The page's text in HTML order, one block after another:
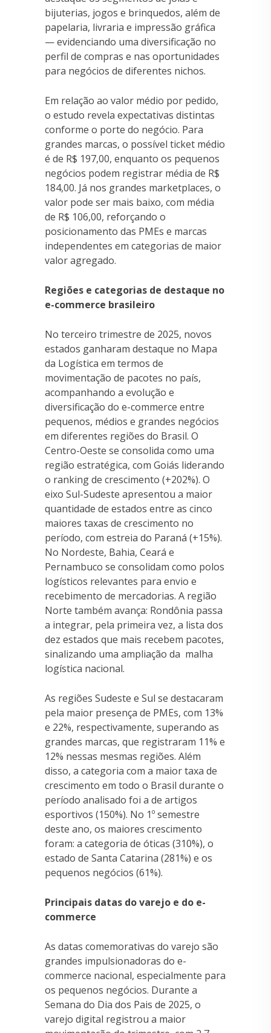
bijuterias, jogos e brinquedos, além de
papelaria, livraria e impressão gráfica
— evidenciando uma diversificação no
perfil de compras e nas oportunidades
para negócios de diferentes nichos.
Em relação ao valor médio por pedido,
o estudo revela expectativas distintas
conforme o porte do negócio. Para
grandes marcas, o possível ticket médio
é de R$ 197,00, enquanto os pequenos
negócios podem registrar média de R$
184,00. Já nos grandes marketplaces, o
valor pode ser mais baixo, com média
de R$ 106,00, reforçando o
posicionamento das PMEs e marcas
independentes em categorias de maior
valor agregado.
Regiões e categorias de destaque no
e-commerce brasileiro
No terceiro trimestre de 2025, novos
estados ganharam destaque no Mapa
da Logística em termos de
movimentação de pacotes no país,
acompanhando a evolução e
diversificação do e-commerce entre
pequenos, médios e grandes negócios
em diferentes regiões do Brasil. O
Centro-Oeste se consolida como uma
região estratégica, com Goiás liderando
o ranking de crescimento (+202%). O
eixo Sul-Sudeste apresentou a maior
quantidade de estados entre as cinco
maiores taxas de crescimento no
período, com estreia do Paraná (+15%).
No Nordeste, Bahia, Ceará e
Pernambuco se consolidam como polos
logísticos relevantes para envio e
recebimento de mercadorias. A região
Norte também avança: Rondônia passa
a integrar, pela primeira vez, a lista dos
dez estados que mais recebem pacotes,
sinalizando uma ampliação da malha
logística nacional.
As regiões Sudeste e Sul se destacaram
pela maior presença de PMEs, com 13%
e 22%, respectivamente, superando as
grandes marcas, que registraram 11% e
12% nessas mesmas regiões. Além
disso, a categoria com a maior taxa de
crescimento em todo o Brasil durante o
período analisado foi a de artigos
esportivos (150%). No 1º semestre
deste ano, os maiores crescimento
foram: a categoria de óticas (310%), o
estado de Santa Catarina (281%) e os
pequenos negócios (61%).
Principais datas do varejo e do e-
commerce
As datas comemorativas do varejo são
grandes impulsionadoras do e-
commerce nacional, especialmente para
os pequenos negócios. Durante a
Semana do Dia dos Pais de 2025, o
varejo digital registrou a maior